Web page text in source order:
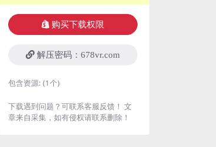
购买下载权限
解压密码：678vr.com
包含资源: (1个)
下载遇到问题？可联系客服反馈！ 文
章来自采集，如有侵权请联系删除！